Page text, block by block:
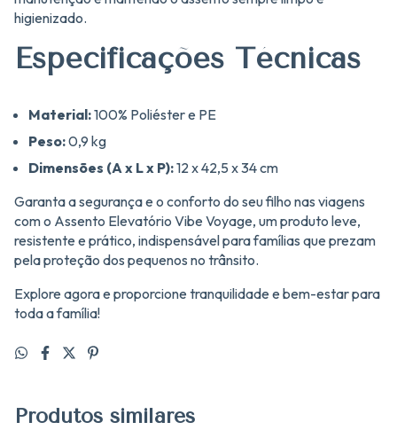
higienizado.
Especificações Técnicas
Material:100% Poliéster e PE
Peso:0,9 kg
Dimensões (A x L x P):12 x 42,5 x 34 cm
Garanta a segurança e o conforto do seu filho nas viagens
com o Assento Elevatório Vibe Voyage, um produto leve,
resistente e prático, indispensável para famílias que prezam
pela proteção dos pequenos no trânsito.
Explore agora e proporcione tranquilidade e bem-estar para
toda a família!
Produtos similares